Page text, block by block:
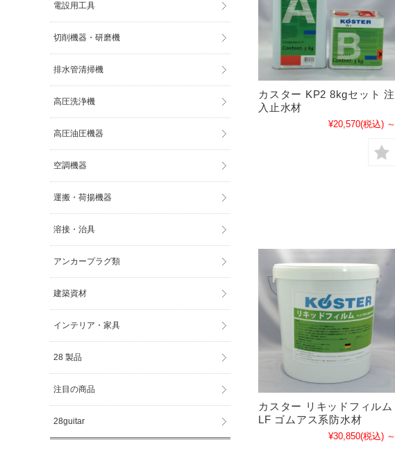
カスター KP2 8kgセット 注
入止水材
¥20,570(税込) ～
カスター リキッドフィルム
LF ゴムアス系防水材
¥30,850(税込) ～
電設用工具
切削機器・研磨機
排水管清掃機
高圧洗浄機
高圧油圧機器
空調機器
運搬・荷揚機器
溶接・治具
アンカープラグ類
建築資材
インテリア・家具
28 製品
注目の商品
28guitar